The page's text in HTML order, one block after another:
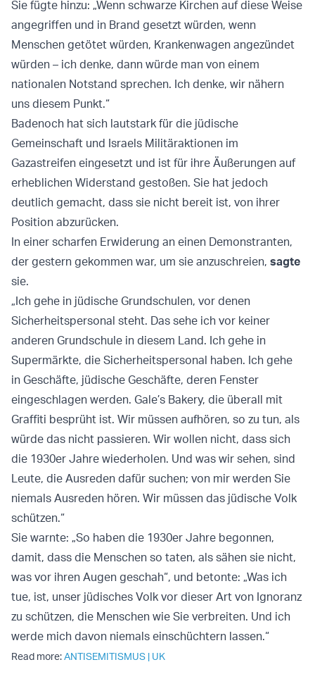
Sie fügte hinzu: „Wenn schwarze Kirchen auf diese Weise
angegriffen und in Brand gesetzt würden, wenn
Menschen getötet würden, Krankenwagen angezündet
würden – ich denke, dann würde man von einem
nationalen Notstand sprechen. Ich denke, wir nähern
uns diesem Punkt.“
Badenoch hat sich lautstark für die jüdische
Gemeinschaft und Israels Militäraktionen im
Gazastreifen eingesetzt und ist für ihre Äußerungen auf
erheblichen Widerstand gestoßen. Sie hat jedoch
deutlich gemacht, dass sie nicht bereit ist, von ihrer
Position abzurücken.
In einer scharfen Erwiderung an einen Demonstranten,
der gestern gekommen war, um sie anzuschreien, sagte
sie.
„Ich gehe in jüdische Grundschulen, vor denen
Sicherheitspersonal steht. Das sehe ich vor keiner
anderen Grundschule in diesem Land. Ich gehe in
Supermärkte, die Sicherheitspersonal haben. Ich gehe
in Geschäfte, jüdische Geschäfte, deren Fenster
eingeschlagen werden. Gale’s Bakery, die überall mit
Graffiti besprüht ist. Wir müssen aufhören, so zu tun, als
würde das nicht passieren. Wir wollen nicht, dass sich
die 1930er Jahre wiederholen. Und was wir sehen, sind
Leute, die Ausreden dafür suchen; von mir werden Sie
niemals Ausreden hören. Wir müssen das jüdische Volk
schützen.“
Sie warnte: „So haben die 1930er Jahre begonnen,
damit, dass die Menschen so taten, als sähen sie nicht,
was vor ihren Augen geschah“, und betonte: „Was ich
tue, ist, unser jüdisches Volk vor dieser Art von Ignoranz
zu schützen, die Menschen wie Sie verbreiten. Und ich
werde mich davon niemals einschüchtern lassen.“
Read more:ANTISEMITISMUS | UK